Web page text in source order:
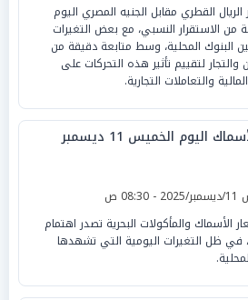
القطري مقابل الجنيه المصري اليوم
من الاستقرار النسبي، مع بعض التغيرات
البنوك المحلية، وسط متابعة دقيقة من
والتجار لتقييم تأثير هذه التحركات على
والتعاملات التجارية.
أسعار الأسماك اليوم الخميس 11 ديسمبر
ص
الأسماك والمأكولات البحرية تصدر اهتمام
في ظل التغيرات اليومية التي تشهدها